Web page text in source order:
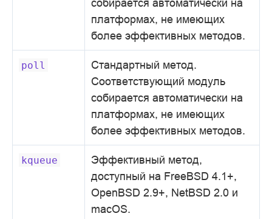
собирается автоматически на
платформах, не имеющих
более эффективных методов.
poll
Стандартный метод.
Соответствующий модуль
собирается автоматически на
платформах, не имеющих
более эффективных методов.
kqueue
Эффективный метод,
доступный на FreeBSD 4.1+,
OpenBSD 2.9+, NetBSD 2.0 и
macOS.